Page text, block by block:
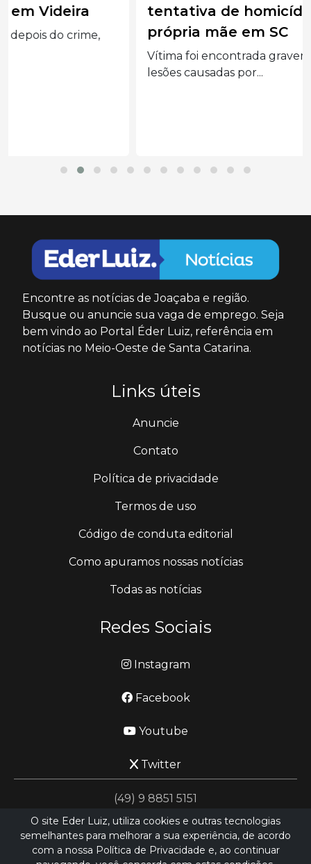
tentativa de homicídio contra a
própria mãe em SC
Vítima foi encontrada gravemente ferida com
Encontre as notícias de Joaçaba e região.
Busque ou anuncie sua vaga de emprego. Seja
bem vindo ao Portal Éder Luiz, referência em
notícias no Meio-Oeste de Santa Catarina.
Links úteis
Anuncie
Contato
Política de privacidade
Termos de uso
Código de conduta editorial
Como apuramos nossas notícias
Todas as notícias
Redes Sociais
Instagram
Facebook
Youtube
Twitter
(49) 9 8851 5151
jornalismo@ederluiz.com.vc
O site Eder Luiz, utiliza cookies e outras tecnologias
semelhantes para melhorar a sua experiência, de acordo
com a nossa Política de Privacidade e, ao continuar